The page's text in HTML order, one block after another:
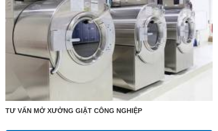
TƯ VẤN MỞ XƯỞNG GIẶT CÔNG NGHIỆP